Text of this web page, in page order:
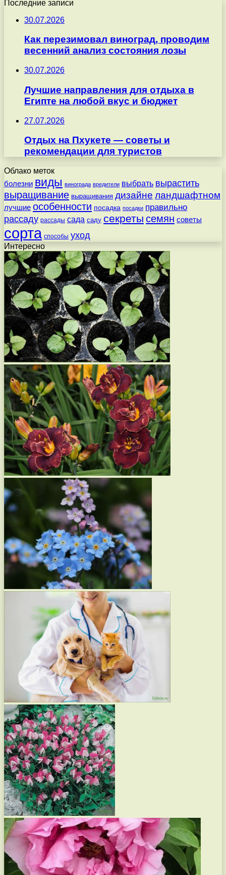
Последние записи
30.07.2026
Как перезимовал виноград, проводим
весенний анализ состояния лозы
30.07.2026
Лучшие направления для отдыха в
Египте на любой вкус и бюджет
27.07.2026
Отдых на Пхукете — советы и
рекомендации для туристов
Облако меток
болезни виды винограда вредители выбрать вырастить
выращивание выращивания дизайне ландшафтном
лучшие особенности посадка посадки правильно
рассаду рассады сада саду секреты семян советы
сорта способы уход
Интересно